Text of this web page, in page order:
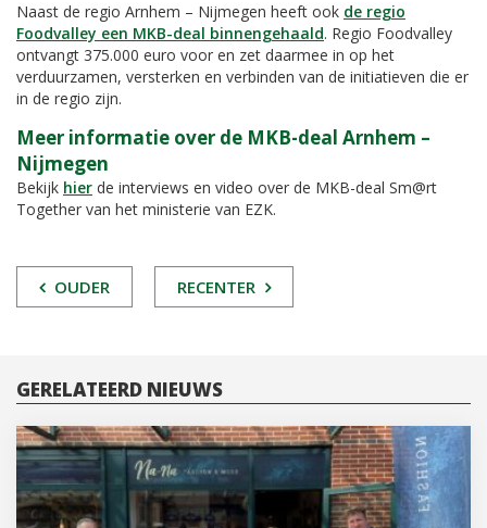
Naast de regio Arnhem – Nijmegen heeft ook de regio
Foodvalley een MKB-deal binnengehaald. Regio Foodvalley
ontvangt 375.000 euro voor en zet daarmee in op het
verduurzamen, versterken en verbinden van de initiatieven die er
in de regio zijn.
Meer informatie over de MKB-deal Arnhem –
Nijmegen
Bekijk hier de interviews en video over de MKB-deal Sm@rt
Together van het ministerie van EZK.
POST
OUDER RECENTER
GERELATEERD NIEUWS